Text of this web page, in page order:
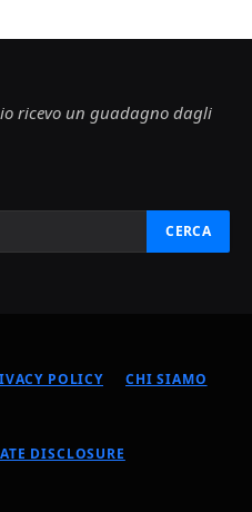
ricevo un guadagno dagli
POLICY CHI SIAMO
DISCLOSURE